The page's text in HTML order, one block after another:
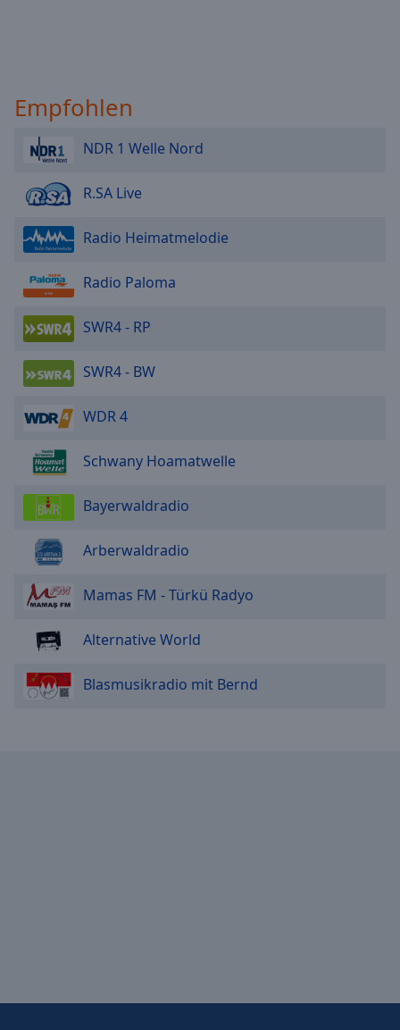
Empfohlen
NDR 1 Welle Nord
R.SA Live
Radio Heimatmelodie
Radio Paloma
SWR4 - RP
SWR4 - BW
WDR 4
Schwany Hoamatwelle
Bayerwaldradio
Arberwaldradio
Mamas FM - Türkü Radyo
Alternative World
Blasmusikradio mit Bernd